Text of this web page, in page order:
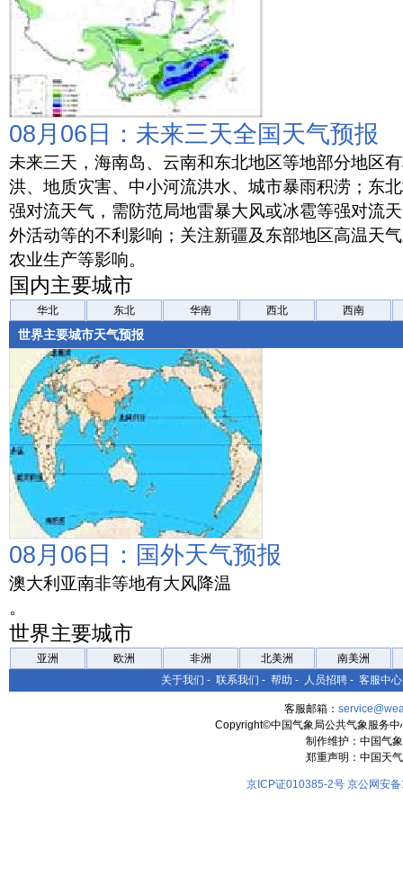
08月06日：未来三天全国天气预报
未来三天，海南岛、云南和东北地区等地部分地区
洪、地质灾害、中小河流洪水、城市暴雨积涝；东
强对流天气，需防范局地雷暴大风或冰雹等强对流
外活动等的不利影响；关注新疆及东部地区高温天
农业生产等影响。
国内主要城市
华北 东北 华南 西北 西南
世界主要城市天气预报
08月06日：国外天气预报
澳大利亚南非等地有大风降温
。
世界主要城市
亚洲 欧洲 非洲 北美洲
南美洲
关于我们 - 联系我们 - 帮助 - 人员招聘 - 客服中心
客服邮箱：
Copyright©中国气象局公共气象服务
制作维护：中国气
郑重声明：中国天
京ICP证010385-2号 京公网安